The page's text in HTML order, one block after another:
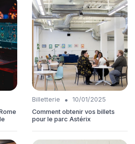
Billetterie •
10/01/2025
Comment obtenir vos billets
pour le parc Astérix